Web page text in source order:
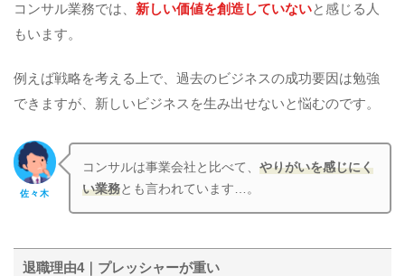
コンサル業務では、 新しい価値を創造していないと感じる人
もいます。
例えば戦略を考える上で、過去のビジネスの成功要因は勉強
できますが、新しいビジネスを生み出せないと悩むのです。
佐々木
コンサルは事業会社と比べて、やりがいを感じにく
い業務とも言われています…。
退職理由4｜プレッシャーが重い